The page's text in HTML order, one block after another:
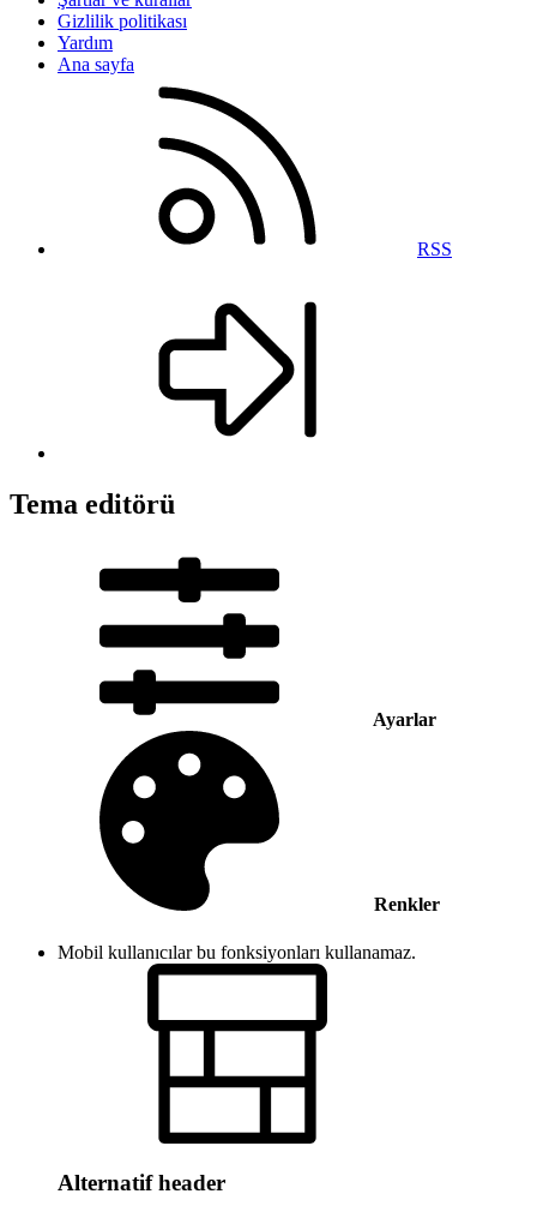
Gizlilik politikası
Yardım
Ana sayfa
RSS
Tema editörü
Ayarlar
Renkler
Mobil kullanıcılar bu fonksiyonları kullanamaz.
Alternatif header